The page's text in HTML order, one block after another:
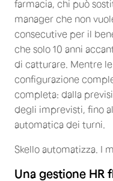
farmacia, chi può
manager che non
consecutive per il
che solo 10 anni
di catturare. Mentre
configurazione
completa: dalla
degli imprevisti, fino
automatica dei turni.
Skello automatizza. I
Una gestione HR